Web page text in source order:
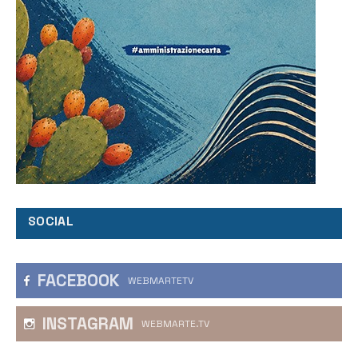
SOCIAL
FACEBOOK WEBMARTETV
INSTAGRAM WEBMARTE.TV